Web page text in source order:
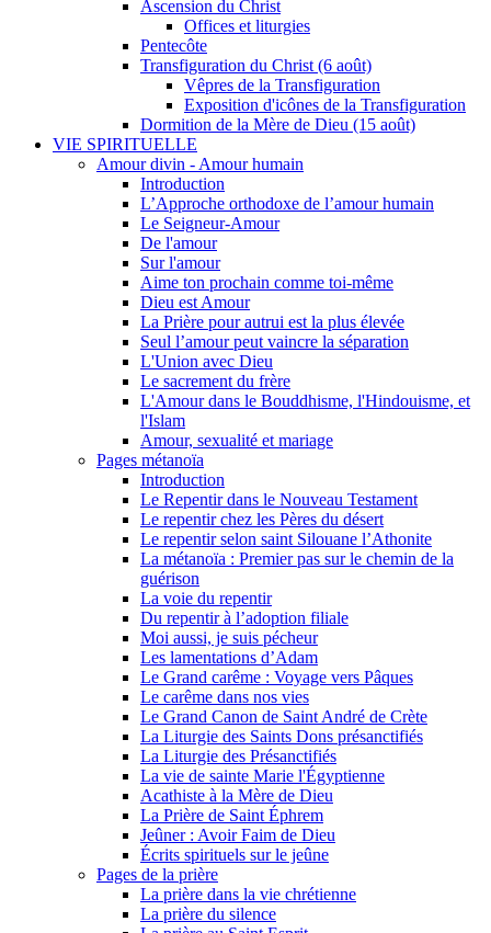
Ascension du Christ
Offices et liturgies
Pentecôte
Transfiguration du Christ (6 août)
Vêpres de la Transfiguration
Exposition d'icônes de la Transfiguration
Dormition de la Mère de Dieu (15 août)
VIE SPIRITUELLE
Amour divin - Amour humain
Introduction
L’Approche orthodoxe de l’amour humain
Le Seigneur-Amour
De l'amour
Sur l'amour
Aime ton prochain comme toi-même
Dieu est Amour
La Prière pour autrui est la plus élevée
Seul l’amour peut vaincre la séparation
L'Union avec Dieu
Le sacrement du frère
L'Amour dans le Bouddhisme, l'Hindouisme, et
l'Islam
Amour, sexualité et mariage
Pages métanoïa
Introduction
Le Repentir dans le Nouveau Testament
Le repentir chez les Pères du désert
Le repentir selon saint Silouane l’Athonite
La métanoïa : Premier pas sur le chemin de la
guérison
La voie du repentir
Du repentir à l’adoption filiale
Moi aussi, je suis pécheur
Les lamentations d’Adam
Le Grand carême : Voyage vers Pâques
Le carême dans nos vies
Le Grand Canon de Saint André de Crète
La Liturgie des Saints Dons présanctifiés
La Liturgie des Présanctifiés
La vie de sainte Marie l'Égyptienne
Acathiste à la Mère de Dieu
La Prière de Saint Éphrem
Jeûner : Avoir Faim de Dieu
Écrits spirituels sur le jeûne
Pages de la prière
La prière dans la vie chrétienne
La prière du silence